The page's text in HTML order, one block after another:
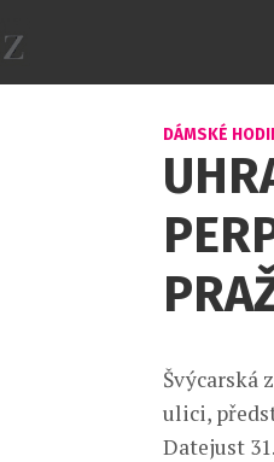
DÁMSKÉ
Švýcarská
ulici,
Datejust